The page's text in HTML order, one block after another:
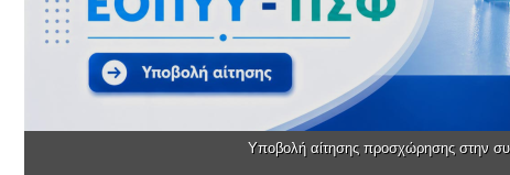
Υποβολή αίτησης προσχώρησης στην